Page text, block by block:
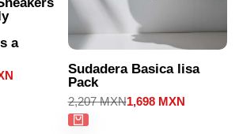
a
Sudadera Basica lisa
Pack
Precio
regular
2,207 MXNPrecio
1,698 MXN